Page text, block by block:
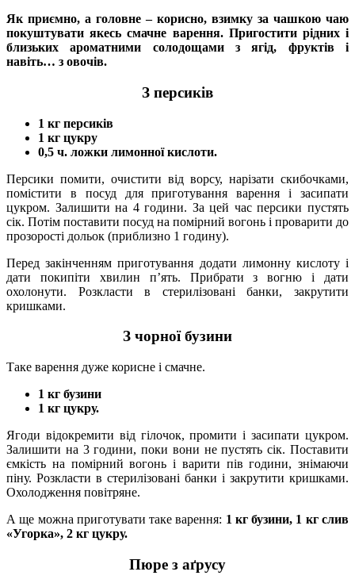
Як приємно, а головне – корисно, взимку за чашкою чаю
покуштувати якесь смачне варення. Пригостити рідних і
близьких ароматними солодощами з ягід, фруктів і
навіть… з овочів.
З персиків
1 кг персиків
1 кг цукру
0,5 ч. ложки лимонної кислоти.
Персики помити, очистити від ворсу, нарізати скибочками,
помістити в посуд для приготування варення і засипати
цукром. Залишити на 4 години. За цей час персики пустять
сік. Потім поставити посуд на помірний вогонь і проварити до
прозорості дольок (приблизно 1 годину).
Перед закінченням приготування додати лимонну кислоту і
дати покипіти хвилин п’ять. Прибрати з вогню і дати
охолонути. Розкласти в стерилізовані банки, закрутити
кришками.
З чорної бузини
Таке варення дуже корисне і смачне.
1 кг бузини
1 кг цукру.
Ягоди відокремити від гілочок, промити і засипати цукром.
Залишити на 3 години, поки вони не пустять сік. Поставити
ємкість на помірний вогонь і варити пів години, знімаючи
піну. Розкласти в стерилізовані банки і закрутити кришками.
Охолодження повітряне.
А ще можна приготувати таке варення: 1 кг бузини, 1 кг слив
«Угорка», 2 кг цукру.
Пюре з аґрусу